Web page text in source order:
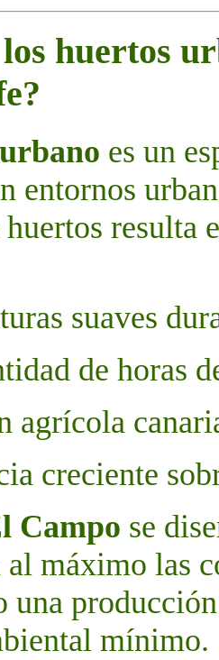
huertos
es un
entornos
resulta
suaves
de horas
agrícola
creciente
Campo se
al máximo las
una
mínimo.